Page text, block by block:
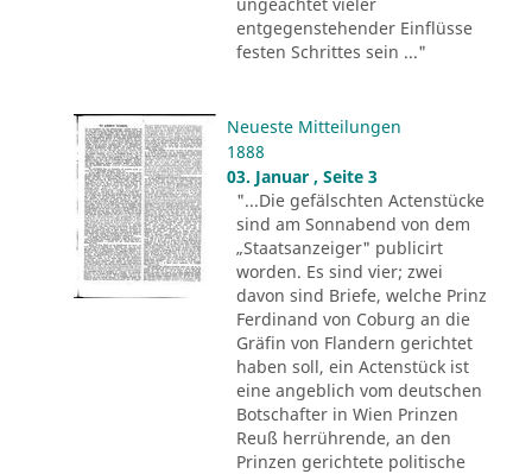
entgegenstehender Einflüsse
festen Schrittes sein ..."
Neueste Mitteilungen
1888
03. Januar , Seite 3
"...Die gefälschten Actenstücke
sind am Sonnabend von dem
„Staatsanzeiger" publicirt
worden. Es sind vier; zwei
davon sind Briefe, welche Prinz
Ferdinand von Coburg an die
Gräfin von Flandern gerichtet
haben soll, ein Actenstück ist
eine angeblich vom deutschen
Botschafter in Wien Prinzen
Reuß herrührende, an den
Prinzen gerichtete politische